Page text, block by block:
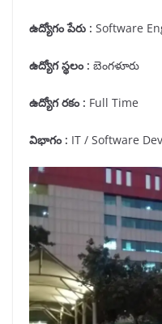
ఉద్యోగం పేరు : Software
ఉద్యోగ స్థలం : బెంగళూరు
ఉద్యోగ రకం : Full Time
విభాగం : IT / Software